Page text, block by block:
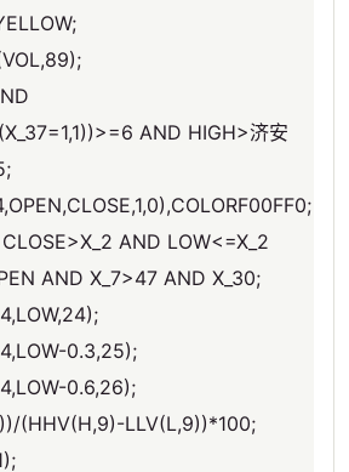
AND HIGH>济安
AND LOW<=X_2
AND X_7>47 AND X_30;
0.3,25);
0.6,26);
(HHV(H,9)-LLV(L,9))*100;